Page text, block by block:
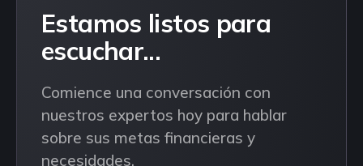
Estamos listos para
escuchar...
Comience una conversación con
nuestros expertos hoy para hablar
sobre sus metas financieras y
necesidades.